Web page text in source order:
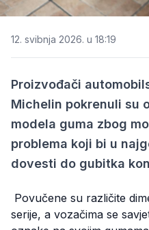
12. svibnja 2026. u 18:19
Proizvođači
Michelin pokrenuli su
modela guma zbog
problema koji bi u
dovesti do gubitka
Povučene su različite
serije, a vozačima se